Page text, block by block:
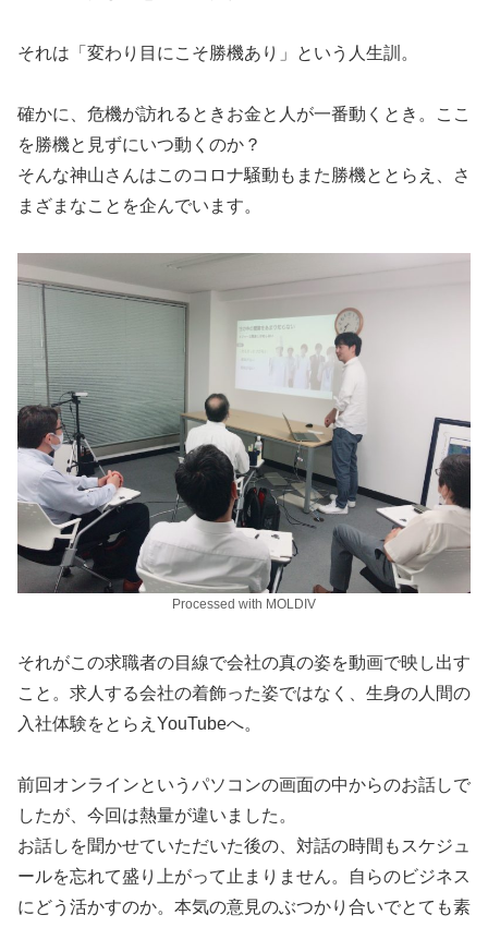
それは「変わり目にこそ勝機あり」という人生訓。
確かに、危機が訪れるときお金と人が一番動くとき。ここ
を勝機と見ずにいつ動くのか？
そんな神山さんはこのコロナ騒動もまた勝機ととらえ、さ
まざまなことを企んでいます。
Processed with MOLDIV
それがこの求職者の目線で会社の真の姿を動画で映し出す
こと。求人する会社の着飾った姿ではなく、生身の人間の
入社体験をとらえYouTubeへ。
前回オンラインというパソコンの画面の中からのお話しで
したが、今回は熱量が違いました。
お話しを聞かせていただいた後の、対話の時間もスケジュ
ールを忘れて盛り上がって止まりません。自らのビジネス
にどう活かすのか。本気の意見のぶつかり合いでとても素